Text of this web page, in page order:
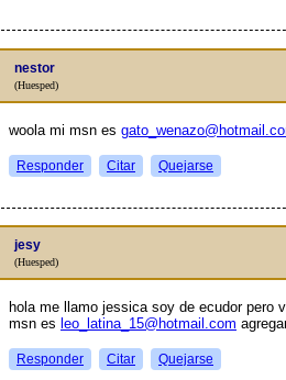
nestor
(Huesped)
woola mi msn es
Responder Citar Quejarse
jesy
(Huesped)
hola me llamo jessica soy de ecudor pero
msn es leo_latina_15@hotmail.com
Responder Citar Quejarse